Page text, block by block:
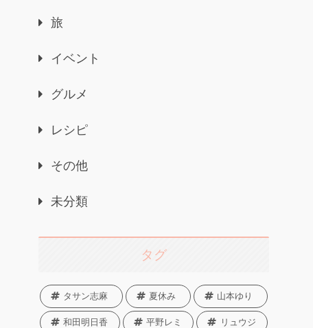
旅
イベント
グルメ
レシピ
その他
未分類
タグ
タサン志麻 夏休み 山本ゆり
和田明日香 平野レミ リュウジ